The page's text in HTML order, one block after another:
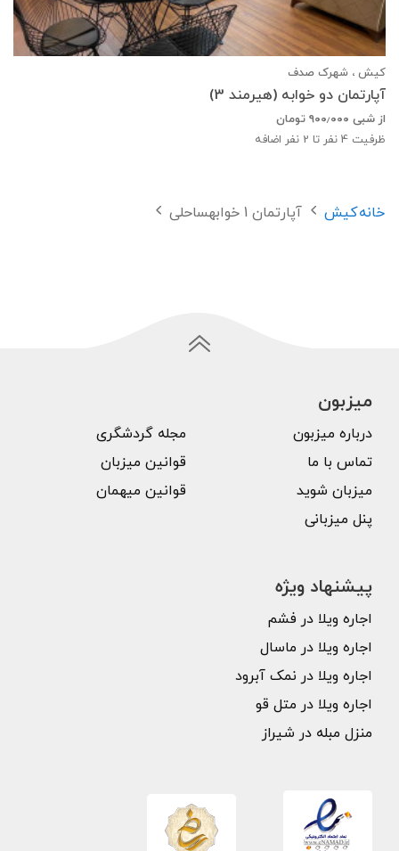
کیش ، شهرک صدف
آپارتمان دو خوابه (هیرمند 3)
از شبی ۹۰۰٫۰۰۰ تومان
ظرفیت 4 نفر تا 2 نفر اضافه
خانهکیش آپارتمان 1 خوابهساحلی
میزبون
درباره میزبون
تماس با ما
میزبان شوید
پنل میزبانی
مجله گردشگری
قوانین میزبان
قوانین میهمان
پیشنهاد ویژه
اجاره ویلا در فشم
اجاره ویلا در ماسال
اجاره ویلا در نمک آبرود
اجاره ویلا در متل قو
منزل مبله در شیراز